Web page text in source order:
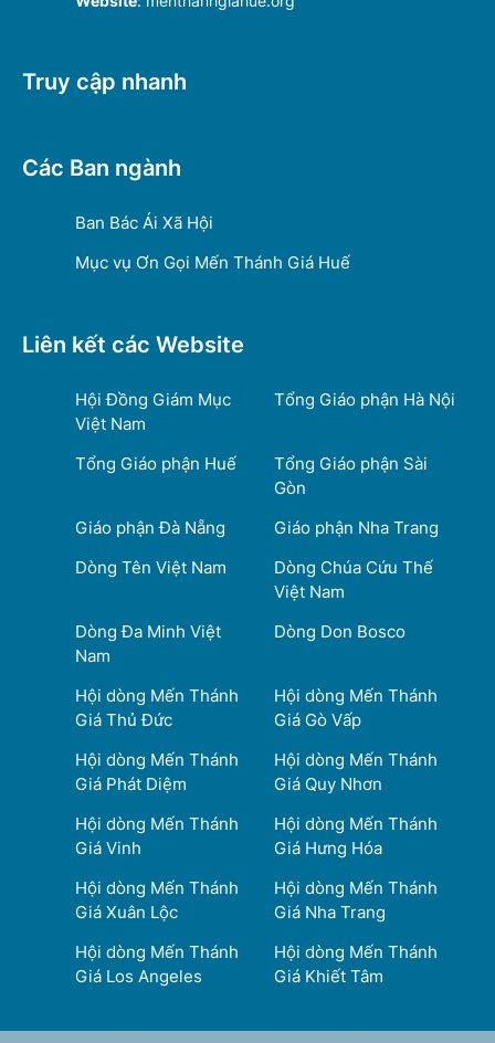
Truy cập nhanh
Các Ban ngành
Ban Bác Ái Xã Hội
Mục vụ Ơn Gọi Mến Thánh Giá Huế
Liên kết các Website
Hội Đồng Giám Mục
Việt Nam
Tổng Giáo phận Hà Nội
Tổng Giáo phận Huế
Tổng Giáo phận Sài
Gòn
Giáo phận Đà Nẵng
Giáo phận Nha Trang
Dòng Tên Việt Nam
Dòng Chúa Cứu Thế
Việt Nam
Dòng Đa Minh Việt
Nam
Dòng Don Bosco
Hội dòng Mến Thánh
Giá Thủ Đức
Hội dòng Mến Thánh
Giá Gò Vấp
Hội dòng Mến Thánh
Giá Phát Diệm
Hội dòng Mến Thánh
Giá Quy Nhơn
Hội dòng Mến Thánh
Giá Vinh
Hội dòng Mến Thánh
Giá Hưng Hóa
Hội dòng Mến Thánh
Giá Xuân Lộc
Hội dòng Mến Thánh
Giá Nha Trang
Hội dòng Mến Thánh
Giá Los Angeles
Hội dòng Mến Thánh
Giá Khiết Tâm